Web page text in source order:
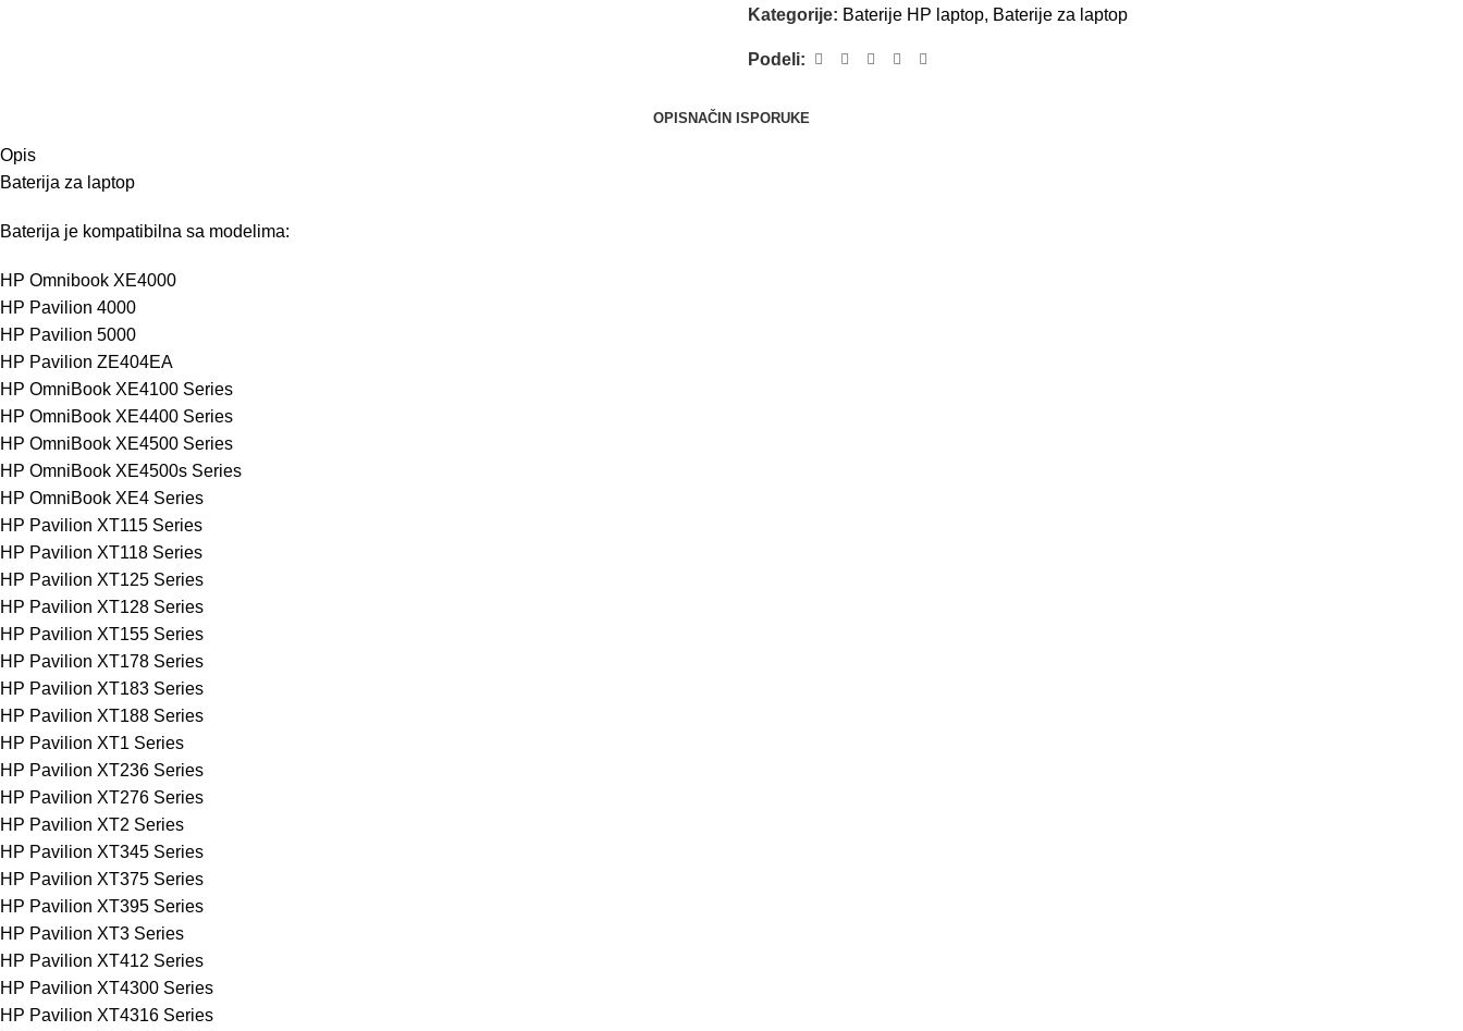
Kategorije: Baterije HP laptop, Baterije za laptop
Podeli:
OPIS NAČIN ISPORUKE
Opis
Baterija za laptop
Baterija je kompatibilna sa modelima:
HP Omnibook XE4000
HP Pavilion 4000
HP Pavilion 5000
HP Pavilion ZE404EA
HP OmniBook XE4100 Series
HP OmniBook XE4400 Series
HP OmniBook XE4500 Series
HP OmniBook XE4500s Series
HP OmniBook XE4 Series
HP Pavilion XT115 Series
HP Pavilion XT118 Series
HP Pavilion XT125 Series
HP Pavilion XT128 Series
HP Pavilion XT155 Series
HP Pavilion XT178 Series
HP Pavilion XT183 Series
HP Pavilion XT188 Series
HP Pavilion XT1 Series
HP Pavilion XT236 Series
HP Pavilion XT276 Series
HP Pavilion XT2 Series
HP Pavilion XT345 Series
HP Pavilion XT375 Series
HP Pavilion XT395 Series
HP Pavilion XT3 Series
HP Pavilion XT412 Series
HP Pavilion XT4300 Series
HP Pavilion XT4316 Series